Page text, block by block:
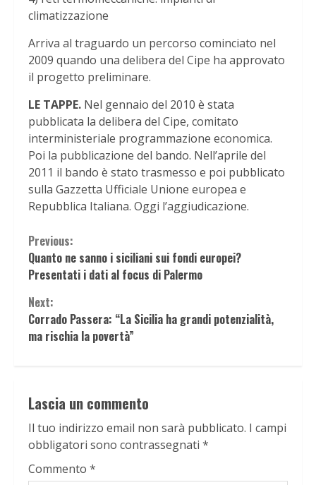
climatizzazione
Arriva al traguardo un percorso cominciato nel
2009 quando una delibera del Cipe ha approvato
il progetto preliminare.
LE TAPPE. Nel gennaio del 2010 è stata
pubblicata la delibera del Cipe, comitato
interministeriale programmazione economica.
Poi la pubblicazione del bando. Nell’aprile del
2011 il bando è stato trasmesso e poi pubblicato
sulla Gazzetta Ufficiale Unione europea e
Repubblica Italiana. Oggi l’aggiudicazione.
Continue
Reading
Previous:
Quanto ne sanno i siciliani sui fondi europei?
Presentati i dati al focus di Palermo
Next:
Corrado Passera: “La Sicilia ha grandi potenzialità,
ma rischia la povertà”
Lascia un commento
Il tuo indirizzo email non sarà pubblicato. I campi
obbligatori sono contrassegnati *
Commento *